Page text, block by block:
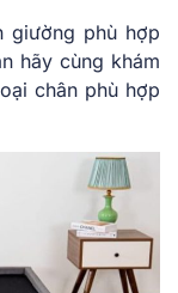
giường phù hợp
hãy cùng khám
chân phù hợp